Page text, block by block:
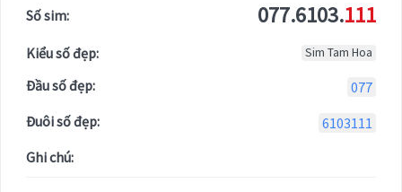
Số sim: 077.6103.111
Kiểu số đẹp: Sim Tam Hoa
Đầu số đẹp:
077
Đuôi số đẹp:
6103111
Ghi chú: